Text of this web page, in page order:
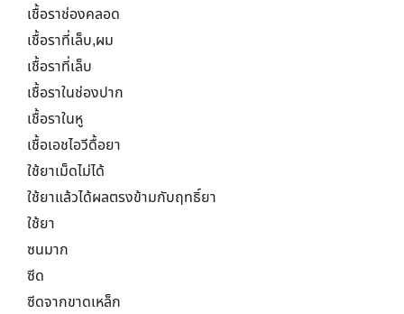
เชื้อราช่องคลอด
เชื้อราที่เล็บ,ผม
เชื้อราที่เล็บ
เชื้อราในช่องปาก
เชื้อราในหู
เชื้อเอชไอวีดื้อยา
ใช้ยาเม็ดไม่ได้
ใช้ยาแล้วได้ผลตรงข้ามกับฤทธิ์ยา
ใช้ยา
ซนมาก
ซีด
ซีดจากขาดเหล็ก